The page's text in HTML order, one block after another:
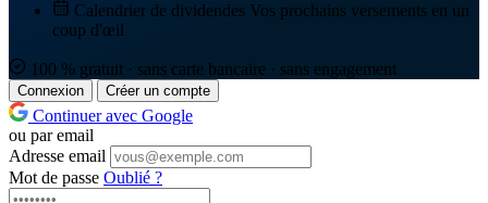
Calendrier de dividendes Vos prochains versements en un
coup d'œil
100 % gratuit · sans carte bancaire · sans engagement
Connexion Créer un compte
Continuer avec Google
ou par email
Adresse email
Mot de passe Oublié ?